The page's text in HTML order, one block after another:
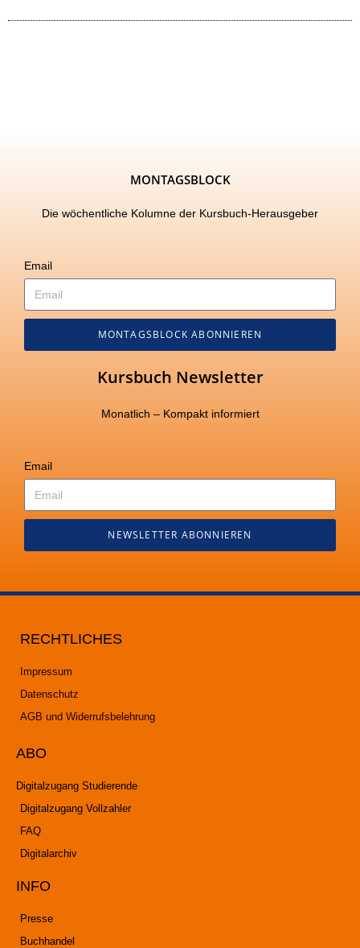
MONTAGSBLOCK
Die wöchentliche Kolumne der Kursbuch-Herausgeber
Email
MONTAGSBLOCK ABONNIEREN
Kursbuch Newsletter
Monatlich – Kompakt informiert
Email
NEWSLETTER ABONNIEREN
RECHTLICHES
Impressum
Datenschutz
AGB und Widerrufsbelehrung
ABO
Digitalzugang Studierende
Digitalzugang Vollzahler
FAQ
Digitalarchiv
INFO
Presse
Buchhandel